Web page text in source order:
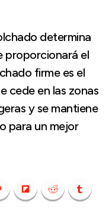
determina
proporcionará el
firme es el
cede en las zonas
y se mantiene
para un mejor